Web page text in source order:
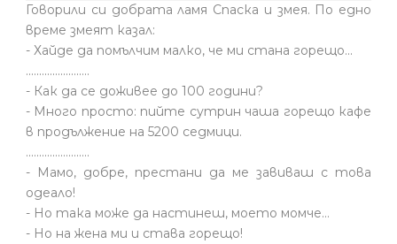
Говорили си добрата ламя Спаска и змея. По едно
време змеят казал:
- Хайде да помълчим малко, че ми стана горещо...
........................
- Как да се доживее до 100 години?
- Много просто: пийте сутрин чаша горещо кафе
в продължение на 5200 седмици.
........................
- Мамо, добре, престани да ме завиваш с това
одеало!
- Но така може да настинеш, моето момче…
- Но на жена ми и става горещо!